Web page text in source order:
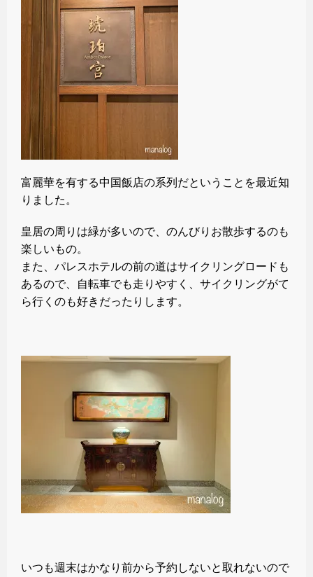
富麗華を有する中国飯店の系列だということを最近知
りました。
皇居の周りは緑が多いので、のんびりお散歩するのも
楽しいもの。
また、パレスホテルの前の道はサイクリングロードも
あるので、自転車でも走りやすく、サイクリングがて
ら行くのも好きだったりします。
いつも週末はかなり前から予約しないと取れないので